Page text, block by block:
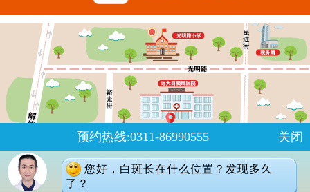
预约热线:0311-86990555 关闭
您好，白斑长在什么位置？发现多久
了？